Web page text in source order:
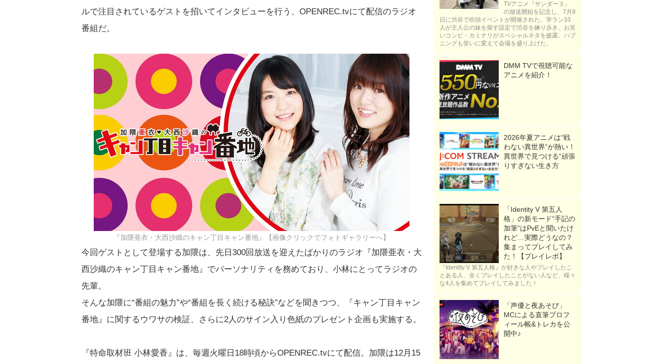
ルで注目されているゲストを招いてインタビューを行う、OPENREC.tvにて配信のラジオ
番組だ。
『加隈亜衣・大西沙織のキャン丁目キャン番地』【画像クリックでフォトギャラリーへ】
今回ゲストとして登場する加隈は、先日300回放送を迎えたばかりのラジオ『加隈亜衣・大
西沙織のキャン丁目キャン番地』でパーソナリティを務めており、小林にとってラジオの
先輩。
そんな加隈に“番組の魅力”や“番組を長く続ける秘訣”などを聞きつつ、『キャン丁目キャン
番地』に関するウワサの検証、さらに2人のサイン入り色紙のプレゼント企画も実施する。
『特命取材班 小林愛香』は、毎週火曜日18時頃からOPENREC.tvにて配信。加隈は12月15
TVアニメ『サンダー３』
の放送開始を記念し、7月8
日に渋谷で街頭イベントが開催された。学ラン33
人が主人公の妹を探す設定で渋谷を練り歩き、お笑
いコンビ・カミナリがスペシャルネタを披露。ハプ
ニングも笑いに変えて会場を盛り上げた。
DMM TVで視聴可能な
アニメを紹介！
2026年夏アニメは“戦
わない異世界”が熱い！
異世界で見つける“頑張
りすぎない生き方
「Identity V 第五人
格」の新モード“手記の
加筆”はPvEと聞いたけ
れど…実際どうなの？
集まってプレイしてみ
た！【プレイレポ】
『Identity V 第五人格』が好きな人やプレイしたこ
とある人、全くプレイしたことがない人など、様々
な4人を集めてプレイしてみました！
「声優と夜あそび」
MCによる直筆プロフ
ィール帳&トレカを公
開中♪